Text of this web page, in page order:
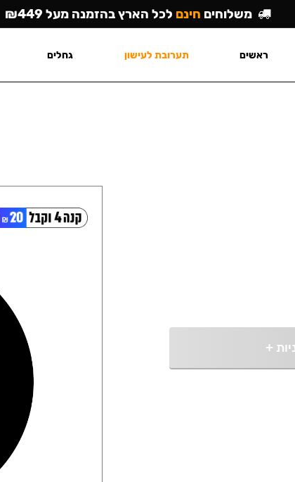
+
משלוחים חינם לכל הארץ בהזמנה מעל ₪449
ראשים תערובת לעישון גחלים